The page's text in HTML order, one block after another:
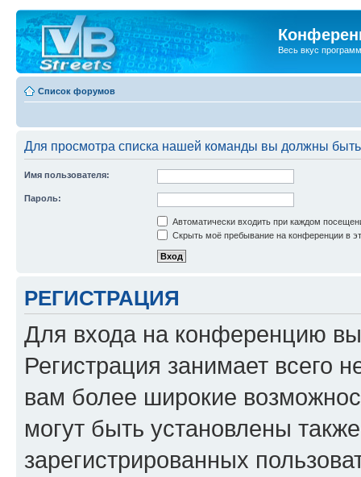
Весь вкус
Список форумов
Для просмотра списка нашей команды вы должны
Имя пользователя:
Пароль:
Автоматически входить при каждом
Скрыть моё пребывание на конференции в
РЕГИСТРАЦИЯ
Для входа на конференцию
Регистрация занимает всего
вам более широкие
могут быть установлены
зарегистрированных